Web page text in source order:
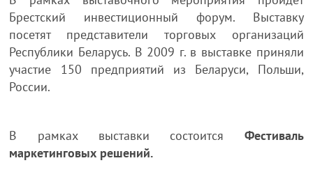
Брестский инвестиционный форум. Выставку
посетят представители торговых организаций
Республики Беларусь. В 2009 г. в выставке приняли
участие 150 предприятий из Беларуси, Польши,
России.
В рамках выставки состоится Фестиваль
маркетинговых решений.